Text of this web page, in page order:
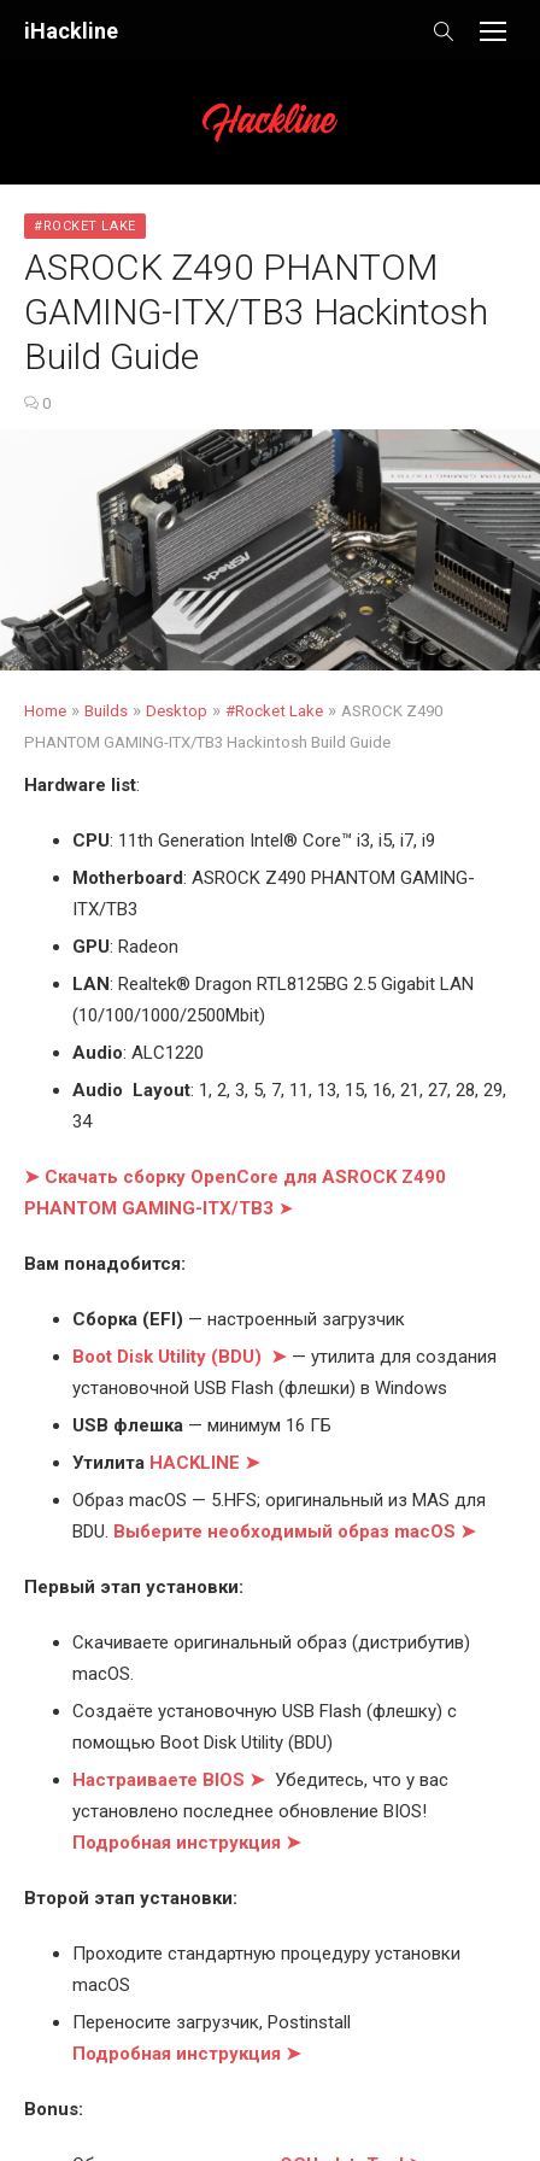
iHackline
#ROCKET LAKE
ASROCK Z490 PHANTOM
GAMING-ITX/TB3 Hackintosh
Build Guide
0
Home » Builds » Desktop » #Rocket Lake » ASROCK Z490
PHANTOM GAMING-ITX/TB3 Hackintosh Build Guide
Hardware list:
CPU: 11th Generation Intel® Core™ i3, i5, i7, i9
Motherboard: ASROCK Z490 PHANTOM GAMING-
ITX/TB3
GPU: Radeon
LAN: Realtek® Dragon RTL8125BG 2.5 Gigabit LAN
(10/100/1000/2500Mbit)
Audio: ALC1220
Audio Layout: 1, 2, 3, 5, 7, 11, 13, 15, 16, 21, 27, 28, 29,
34
➤ Скачать сборку OpenCore для ASROCK Z490
PHANTOM GAMING-ITX/TB3 ➤
Вам понадобится:
Cборка (EFI) — настроенный загрузчик
Boot Disk Utility (BDU) ➤ — утилита для создания
установочной USB Flash (флешки) в Windows
USB флешка — минимум 16 ГБ
Утилита HACKLINE ➤
Образ macOS — 5.HFS; оригинальный из MAS для
BDU. Выберите необходимый образ macOS ➤
Первый этап установки:
Скачиваете оригинальный образ (дистрибутив)
macOS.
Создаёте установочную USB Flash (флешку) с
помощью Boot Disk Utility (BDU)
Настраиваете BIOS ➤ Убедитесь, что у вас
установлено последнее обновление BIOS!
Подробная инструкция ➤
Второй этап установки:
Проходите стандартную процедуру установки
macOS
Переносите загрузчик, Postinstall
Подробная инструкция ➤
Bonus: